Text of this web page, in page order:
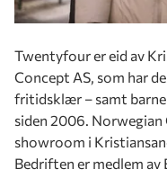
Twentyfour er eid av
Concept AS, som har
fritidsklær – samt
siden 2006.
showroom i
Bedriften er medlem av